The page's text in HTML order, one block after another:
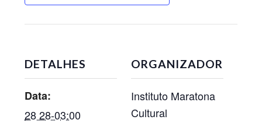
DETALHES
Data:
28 28-03:00
ORGANIZADOR
Instituto Maratona
Cultural